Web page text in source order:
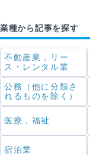
業種から記事を探す
不動産業，リー
ス・レンタル業
公務（他に分類さ
れるものを除く）
医療，福祉
宿泊業